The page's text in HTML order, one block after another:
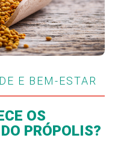
E BEM-ESTAR
OS
PRÓPOLIS?